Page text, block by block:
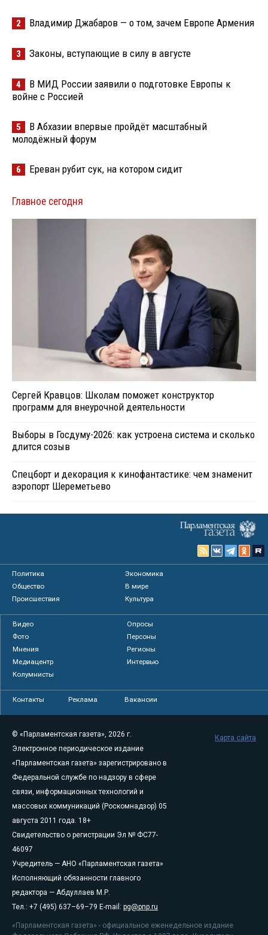
2 Владимир Джабаров — о том, зачем Европе Армения
3 Законы, вступающие в силу в августе
4
В МИД России заявили о подготовке Европы к
войне с Россией
5
В Абхазии впервые пройдёт масштабный
молодёжный форум
6 Ереван рубит сук, на котором сидит
Главное сегодня
Сергей Кравцов: Школам поможет конструктор
программ для внеурочной деятельности
Выборы в Госдуму-2026: как устроена система и сколько
длится созыв
Спецборт и декорация к кинофантастике: чем знаменит
аэропорт Шереметьево
Политика
Экономика
Общество
В мире
Происшествия
Культура
Видео
Опросы
Фото
Персоны
Мнения
Регионы
Медиацентр
Интервью
Колумнисты
Контакты Реклама Вакансии
© «Парламентская газета», 2026 г.
Электронное периодическое издание
«Парламентская газета» зарегистрировано в
Федеральной службе по надзору в сфере
связи, информационных технологий и
массовых коммуникаций (Роскомнадзор) 05
августа 2011 года. 18+
Свидетельство о регистрации Эл № ФС77-
46097
Учредитель — АНО «Парламентская газета»
Исполняющий обязанности главного
редактора — Абдуллаев М.Р.
Тел.: +7 (495) 637–69–79 E-mail: pg@pnp.ru
«Парламентская газета» - официальное еженедельное издание
Карта сайта